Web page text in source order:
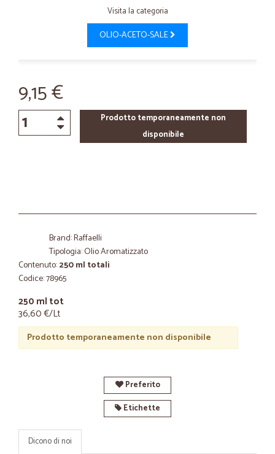
Visita la categoria
OLIO-ACETO-SALE
9,15 €
Prodotto temporaneamente non
disponibile
Brand: Raffaelli
Tipologia: Olio Aromatizzato
Contenuto:250 ml totali
Codice: 78965
250 ml tot
36,60 €/Lt
Prodotto temporaneamente non disponibile
Preferito
Etichette
Dicono di noi